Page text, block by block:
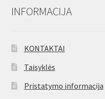
INFORMACIJA
KONTAKTAI
Taisyklės
Pristatymo informacija